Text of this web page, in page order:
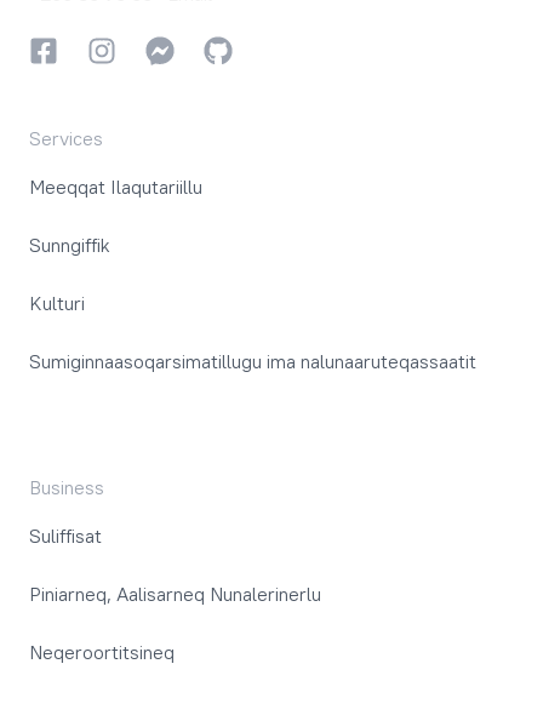
FacebookkiInstagrammiInstagrammi
GitHub
Services
Meeqqat Ilaqutariillu
Sunngiffik
Kulturi
Sumiginnaasoqarsimatillugu ima nalunaaruteqassaatit
Business
Suliffisat
Piniarneq, Aalisarneq Nunalerinerlu
Neqeroortitsineq